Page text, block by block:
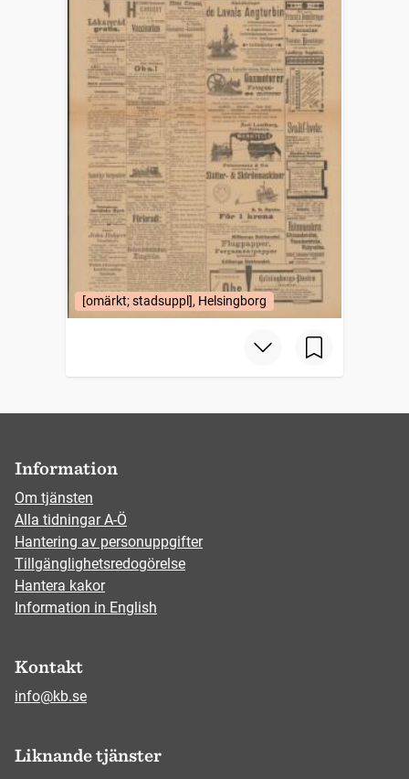
[omärkt; stadsuppl], Helsingborg
Information
Om tjänsten
Alla tidningar A-Ö
Hantering av personuppgifter
Tillgänglighetsredogörelse
Hantera kakor
Information in English
Kontakt
info@kb.se
Liknande tjänster